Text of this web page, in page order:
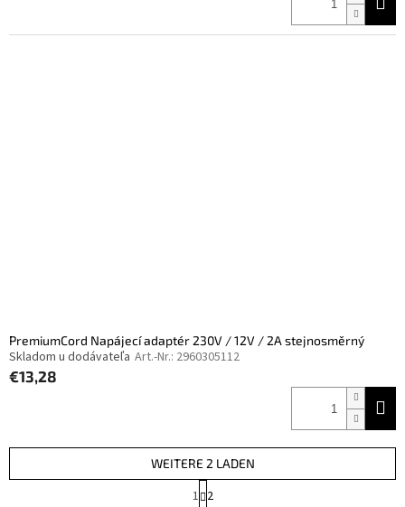
PremiumCord Napájecí adaptér 230V / 12V / 2A stejnosměrný
Skladom u dodávateľa Art.-Nr.: 2960305112
€13,28
WEITERE 2 LADEN
a
1 2